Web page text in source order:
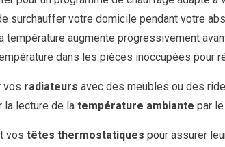
surchauffer votre domicile pendant votre
température augmente progressivement
dans les pièces inoccupées pour
vos radiateurs avec des meubles ou des
la lecture de la température ambiante par le
vos têtes thermostatiques pour assurer